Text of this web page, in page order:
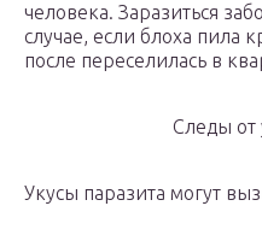
человека. Заразиться
случае, если блоха пила
после переселилась в
Следы от
Укусы паразита могут